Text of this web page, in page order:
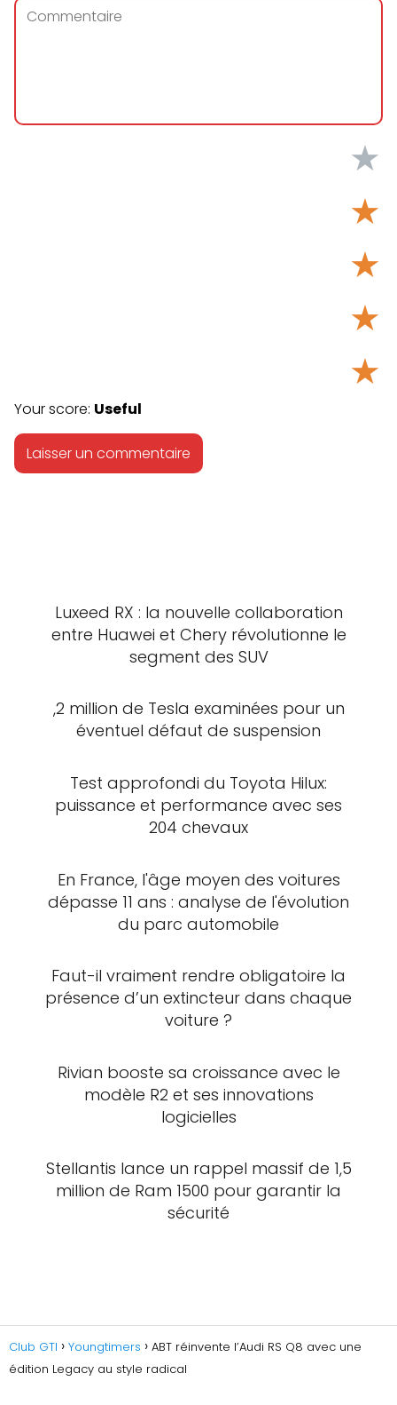
★
★
★
★
★
Your score: Useful
Luxeed RX : la nouvelle collaboration
entre Huawei et Chery révolutionne le
segment des SUV
,2 million de Tesla examinées pour un
éventuel défaut de suspension
Test approfondi du Toyota Hilux:
puissance et performance avec ses
204 chevaux
En France, l'âge moyen des voitures
dépasse 11 ans : analyse de l'évolution
du parc automobile
Faut-il vraiment rendre obligatoire la
présence d’un extincteur dans chaque
voiture ?
Rivian booste sa croissance avec le
modèle R2 et ses innovations
logicielles
Stellantis lance un rappel massif de 1,5
million de Ram 1500 pour garantir la
sécurité
Club GTI Youngtimers
ABT réinvente l’Audi RS Q8 avec une
édition Legacy au style radical